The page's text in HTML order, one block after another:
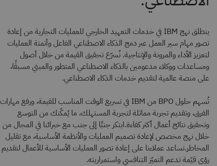
ينطلق نهج IBM في خدمات التعهيد الخارجي للعمليات التجارية من إعادة
تصور مهام سير العمل عبر دمج الذكاء الاصطناعي الفاعل وأتمتة العمليات
لتعزيز الأداء والمرونة والإنتاجية. نُسرّع تحقيق القيمة من خلال أصول
ومساعدات ووكلاء مدعومين بالذكاء الاصطناعي المتطور والمبني مسبقًا،
على منصة عالمية لتقديم خدمات الذكاء الاصطناعي.
تُسهم حلول BPO من IBM في تسريع الوقت المناسب للقيمة، ورفع مهارات
الفرق، وتقديم تجربة مماثلة لتجربة المستهلك، ما يُمكّنك من التوسع
وتحقيق نتائج أعمال أكثر كفاءة.ابتكر جنبًا إلى جنب مع خبرائنا في المجال من
خلال نهج مخصص لإعادة تصميم العمليات والأنظمة الأساسية، مع تقليل
المخاطر.نساعد عملاءنا على إعادة تصور العمليات الأساسية للأعمال لتقديم
رؤى قيّمة تدعم التميّز التنافسي واستمراريته.